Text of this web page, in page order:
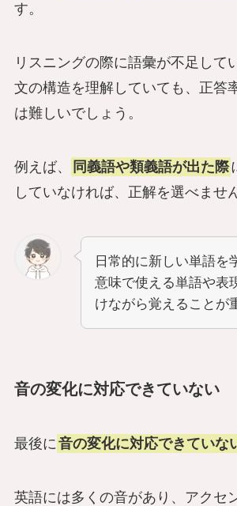
す。
リスニングの際に語彙が不足して
文の構造を理解していても、正答
は難しいでしょう。
例えば、 同義語や類義語が出た際
していなければ、正解を選べませ
日常的に新しい単語を
意味で使える単語や表
けながら覚えることが
音の変化に対応できていない
最後に音の変化に対応できていな
英語には多くの音があり、アクセ